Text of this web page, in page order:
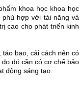
khoa học khoa học
hợp với tài năng và
cao cho phát triển kinh
bạo, cải cách nên có
đó cần có cơ chế bảo
động sáng tạo.